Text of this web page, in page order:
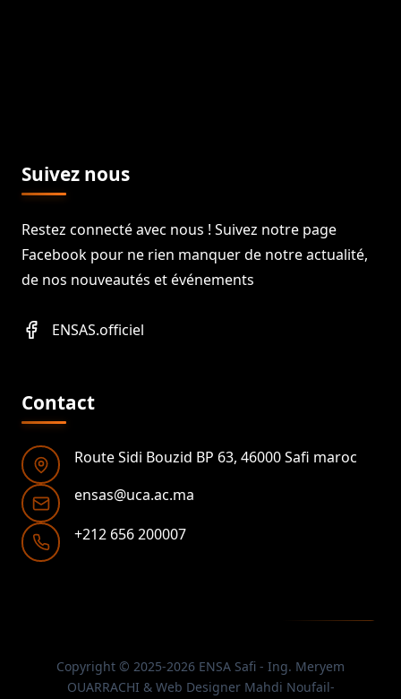
Suivez nous
Restez connecté avec nous ! Suivez notre page
Facebook pour ne rien manquer de notre actualité,
de nos nouveautés et événements
ENSAS.officiel
Contact
Route Sidi Bouzid BP 63, 46000 Safi maroc
ensas@uca.ac.ma
+212 656 200007
Copyright © 2025-2026 ENSA Safi - Ing. Meryem
OUARRACHI & Web Designer Mahdi Noufail-